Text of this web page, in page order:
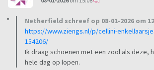
Netherfield schreef op 08-01-2026 om
https://www.ziengs.nl/p/cellini-
154206/
Ik draag schoenen met een zool als deze,
hele dag op lopen.